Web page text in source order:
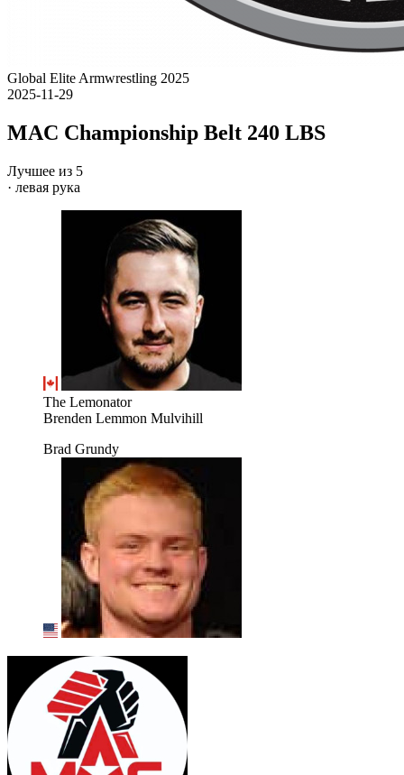
Global Elite Armwrestling 2025
2025-11-29
MAC Championship Belt 240 LBS
Лучшее из 5
· левая рука
The Lemonator
Brenden Lemmon Mulvihill
Brad Grundy